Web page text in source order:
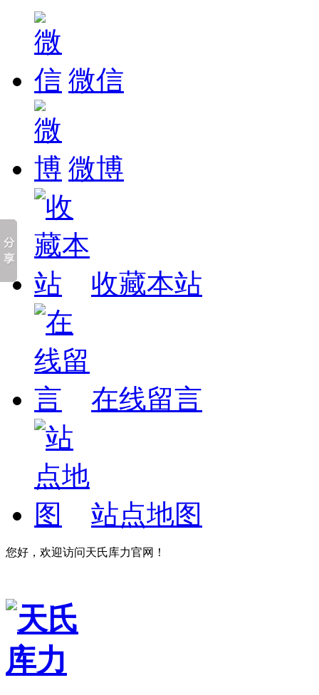
微信
微博
收藏本站
在线留言
站点地图
您好，欢迎访问天氏库力官网！